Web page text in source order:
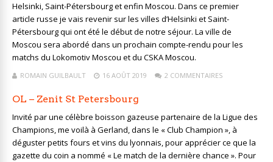
Helsinki, Saint-Pétersbourg et enfin Moscou. Dans ce premier
article russe je vais revenir sur les villes d’Helsinki et Saint-
Pétersbourg qui ont été le début de notre séjour. La ville de
Moscou sera abordé dans un prochain compte-rendu pour les
matchs du Lokomotiv Moscou et du CSKA Moscou.
ROMAIN GUILBAULT 16 AOÛT 2019 2 COMMENTAIRES
OL – Zenit St Petersbourg
Invité par une célèbre boisson gazeuse partenaire de la Ligue des
Champions, me voilà à Gerland, dans le « Club Champion », à
déguster petits fours et vins du lyonnais, pour apprécier ce que la
gazette du coin a nommé « Le match de la dernière chance ». Pour